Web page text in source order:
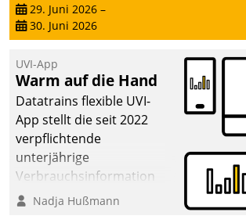
29. Juni 2026 –
30. Juni 2026
UVI-App
Warm auf die Hand
Datatrains flexible UVI-
App stellt die seit 2022
verpflichtende
unterjährige
Verbrauchsinformation
schnell, zuverlässig und
Nadja Hußmann